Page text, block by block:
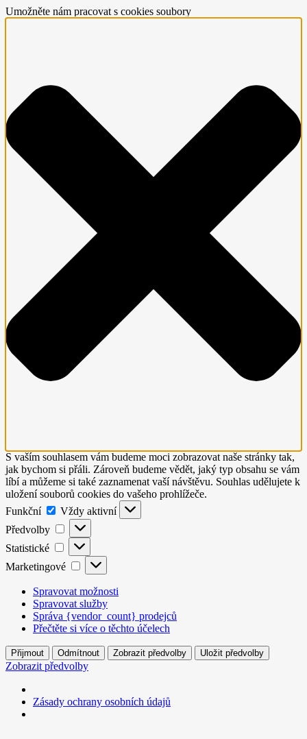
Umožněte nám pracovat s cookies soubory
S vaším souhlasem vám budeme moci zobrazovat naše stránky tak,
jak bychom si přáli. Zároveň budeme vědět, jaký typ obsahu se vám
líbí a můžeme si také zaznamenat vaší návštěvu. Souhlas udělujete k
uložení souborů cookies do vašeho prohlížeče.
Funkční
Funkční
Vždy aktivní
Předvolby
Předvolby
Statistické Statistické
Marketingové Marketingové
Spravovat možnosti
Spravovat služby
Správa {vendor_count} prodejců
Přečtěte si více o těchto účelech
Přijmout Odmítnout Zobrazit předvolby Uložit předvolby
Zobrazit předvolby
Zásady ochrany osobních údajů